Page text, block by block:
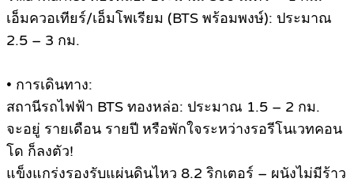
เอ็มควอเทียร์/เอ็มโพเรียม (BTS พร้อมพงษ์): ประมาณ
2.5 – 3 กม.
• การเดินทาง:
สถานีรถไฟฟ้า BTS ทองหล่อ: ประมาณ 1.5 – 2 กม.
จะอยู่ รายเดือน รายปี หรือพักใจระหว่างรอรีโนเวทคอน
โด ก็ลงตัว!
แข็งแกร่งรองรับแผ่นดินไหว 8.2 ริกเตอร์ – ผนังไม่มีร้าว